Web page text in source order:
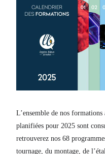
L’ensemble de nos
planifiées pour 2025 sont
retrouverez nos 68
tournage, du montage, de